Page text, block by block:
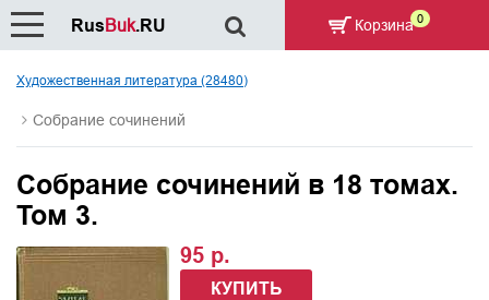
Художественная литература (28480)
Собрание сочинений
Собрание сочинений в 18 томах.
Том 3.
95 р.
КУПИТЬ
RusBuk.RU Корзина 0